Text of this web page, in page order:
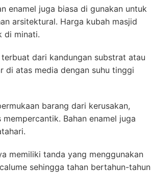
enamel juga biasa di gunakan untuk
arsitektural. Harga kubah masjid
di minati.
dari kandungan substrat atau
di atas media dengan suhu tinggi
barang dari kerusakan,
Bahan enamel juga
memiliki tanda yang menggunakan
sehingga tahan bertahun-tahun